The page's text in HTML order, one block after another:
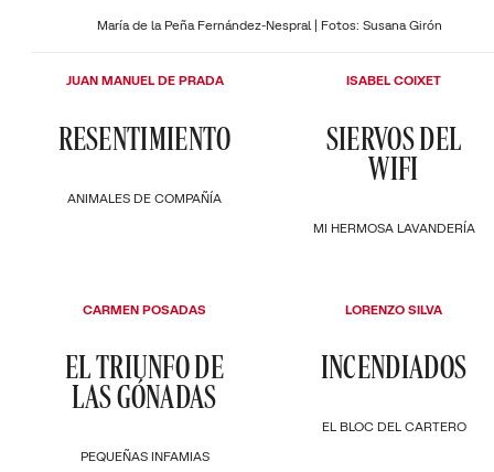
María de la Peña Fernández-Nespral | Fotos: Susana Girón
ANIMALES DE COMPAÑÍA
RESENTIMIENTO
JUAN MANUEL DE PRADA
MI HERMOSA LAVANDERÍA
SIERVOS DEL
WIFI
ISABEL COIXET
PEQUEÑAS INFAMIAS
EL TRIUNFO DE
LAS GÓNADAS
CARMEN POSADAS
EL BLOC DEL CARTERO
INCENDIADOS
LORENZO SILVA